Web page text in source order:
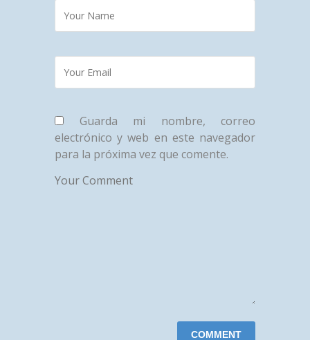
Guarda mi nombre, correo
electrónico y web en este navegador
para la próxima vez que comente.